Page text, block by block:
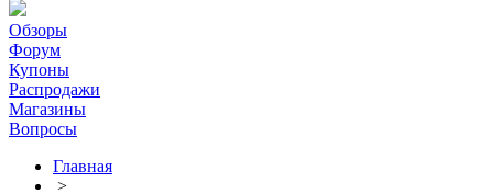
Обзоры
Форум
Купоны
Распродажи
Магазины
Вопросы
Главная
>